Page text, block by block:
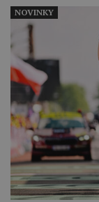
NOVINKY